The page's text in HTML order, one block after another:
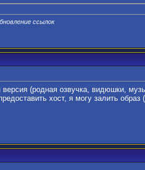
ссылок
(родная озвучка, видюшки,
хост, я могу залить